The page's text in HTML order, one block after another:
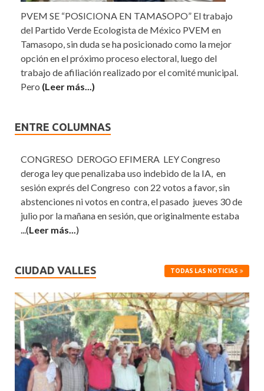
PVEM SE “POSICIONA EN TAMASOPO” El trabajo
del Partido Verde Ecologista de México PVEM en
Tamasopo, sin duda se ha posicionado como la mejor
opción en el próximo proceso electoral, luego del
trabajo de afiliación realizado por el comité municipal.
Pero (Leer más...)
ENTRE COLUMNAS
CONGRESO DEROGO EFIMERA LEY Congreso
deroga ley que penalizaba uso indebido de la IA, en
sesión exprés del Congreso con 22 votos a favor, sin
abstenciones ni votos en contra, el pasado jueves 30 de
julio por la mañana en sesión, que originalmente estaba
...(Leer más... )
CIUDAD VALLES TODAS LAS NOTICIAS